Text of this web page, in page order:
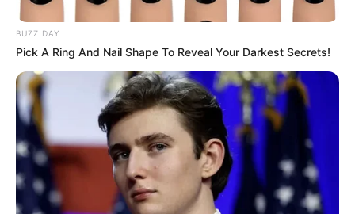
der Therme Obernsees mit ihrem heilsamen
Thermalwasser, das mit 44°C aus der Tiefe sprudelt,
gibt es vielfältige Möglichkeiten für Erholung und
Entspannung. Zur Therme gehört auch eine
Saunawelt. Informationen unterwww.therme-oberns
La Statione beiBayreuth
- Auf vier riesigen Anlagen
wird die gesamte Entwicklung der Eisenbahn in
Deutschland, vom Beginn des zwanzigsten
Jahrhunderts bis in die heutige, moderne Zeit
BUZZ DAY
Pick A Ring And Nail Shape To Reveal Your Darkest Secrets!